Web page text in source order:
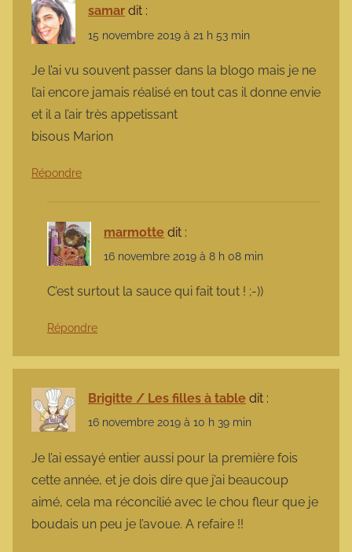
samar dit :
15 novembre 2019 à 21 h 53 min
Je l’ai vu souvent passer dans la blogo mais je ne
l’ai encore jamais réalisé en tout cas il donne envie
et il a l’air très appetissant
bisous Marion
Répondre
marmotte dit :
16 novembre 2019 à 8 h 08 min
C’est surtout la sauce qui fait tout ! ;-))
Répondre
Brigitte / Les filles à table dit :
16 novembre 2019 à 10 h 39 min
Je l’ai essayé entier aussi pour la première fois
cette année, et je dois dire que j’ai beaucoup
aimé, cela ma réconcilié avec le chou fleur que je
boudais un peu je l’avoue. A refaire !!